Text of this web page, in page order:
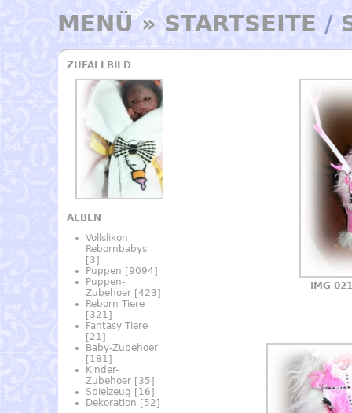
MENÜ» STARTSEITE /
ZUFALLBILD
ALBEN
Vollslikon
Rebornbabys
[3]
Puppen [9094]
Puppen-
Zubehoer [423]
Reborn Tiere
[321]
Fantasy Tiere
[21]
Baby-Zubehoer
[181]
Kinder-
Zubehoer [35]
Spielzeug [16]
Dekoration [52]
IMG